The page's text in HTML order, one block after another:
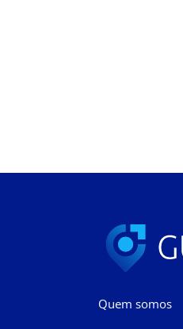
Quem somos